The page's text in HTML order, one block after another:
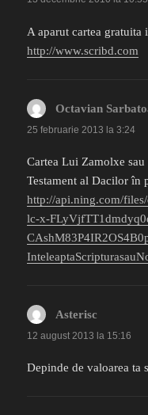
A aparut cartea
http://www.scribd.com
Octavian
25 februarie 2013 la 3:24
Cartea Lui Zamolxe
Testament al Dacilor în
http://api.ning.com/
lc-x-
Asterisc
12 august 2013 la 15:16
Depinde de valoarea ta